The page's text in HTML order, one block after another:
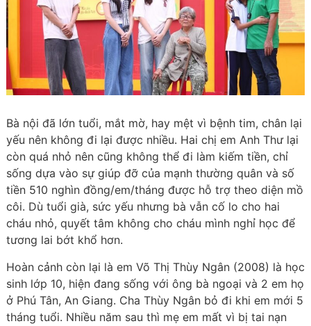
Bà nội đã lớn tuổi, mắt mờ, hay mệt vì bệnh tim, chân lại
yếu nên không đi lại được nhiều. Hai chị em Anh Thư lại
còn quá nhỏ nên cũng không thể đi làm kiếm tiền, chỉ
sống dựa vào sự giúp đỡ của mạnh thường quân và số
tiền 510 nghìn đồng/em/tháng được hỗ trợ theo diện mồ
côi. Dù tuổi già, sức yếu nhưng bà vẫn cố lo cho hai
cháu nhỏ, quyết tâm không cho cháu mình nghỉ học để
tương lai bớt khổ hơn.
Hoàn cảnh còn lại là em Võ Thị Thùy Ngân (2008) là học
sinh lớp 10, hiện đang sống với ông bà ngoại và 2 em họ
ở Phú Tân, An Giang. Cha Thùy Ngân bỏ đi khi em mới 5
tháng tuổi. Nhiều năm sau thì mẹ em mất vì bị tai nạn